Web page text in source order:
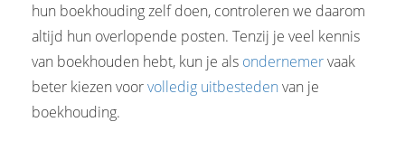
hun boekhouding zelf doen, controleren we daarom
altijd hun overlopende posten. Tenzij je veel kennis
van boekhouden hebt, kun je als ondernemervaak
beter kiezen voorvolledig uitbesteden van je
boekhouding.